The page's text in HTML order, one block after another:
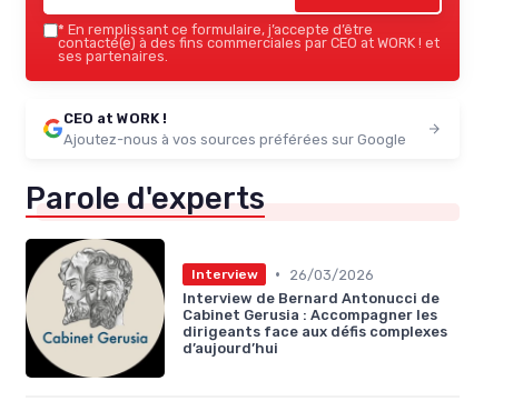
* En remplissant ce formulaire, j’accepte d’être
contacté(e) à des fins commerciales par CEO at WORK ! et
ses partenaires.
CEO at WORK !
Ajoutez-nous à vos sources préférées sur Google
Parole d'experts
Interview •
26/03/2026
Interview de Bernard Antonucci de
Cabinet Gerusia : Accompagner les
dirigeants face aux défis complexes
d’aujourd’hui